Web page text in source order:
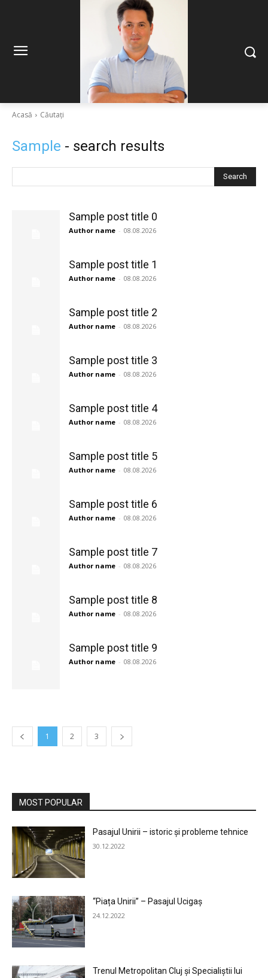
Acasă Căutați
Sample - search results
Search
Sample post title 0
Author name - 08.08.2026
Sample post title 1
Author name - 08.08.2026
Sample post title 2
Author name - 08.08.2026
Sample post title 3
Author name - 08.08.2026
Sample post title 4
Author name - 08.08.2026
Sample post title 5
Author name - 08.08.2026
Sample post title 6
Author name - 08.08.2026
Sample post title 7
Author name - 08.08.2026
Sample post title 8
Author name - 08.08.2026
Sample post title 9
Author name - 08.08.2026
1 2 3
MOST POPULAR
Pasajul Unirii – istoric și probleme tehnice
30.12.2022
“Piața Unirii” – Pasajul Ucigaș
24.12.2022
Trenul Metropolitan Cluj și Specialiștii lui